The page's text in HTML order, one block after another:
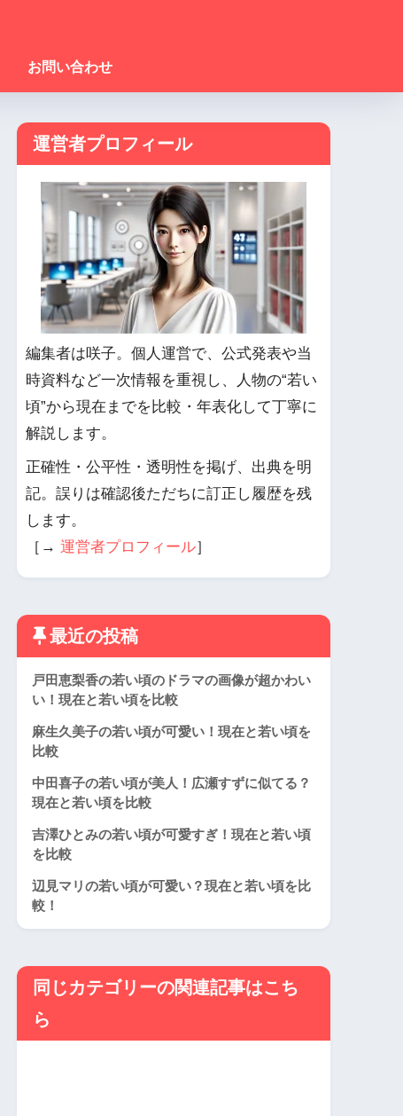
お問い合わせ
運営者プロフィール
編集者は咲子。個人運営で、公式発表や当
時資料など一次情報を重視し、人物の“若い
頃”から現在までを比較・年表化して丁寧に
解説します。
正確性・公平性・透明性を掲げ、出典を明
記。誤りは確認後ただちに訂正し履歴を残
します。
［→ 運営者プロフィール］
最近の投稿
戸田恵梨香の若い頃のドラマの画像が超かわい
い！現在と若い頃を比較
麻生久美子の若い頃が可愛い！現在と若い頃を
比較
中田喜子の若い頃が美人！広瀬すずに似てる？
現在と若い頃を比較
吉澤ひとみの若い頃が可愛すぎ！現在と若い頃
を比較
辺見マリの若い頃が可愛い？現在と若い頃を比
較！
同じカテゴリーの関連記事はこち
ら